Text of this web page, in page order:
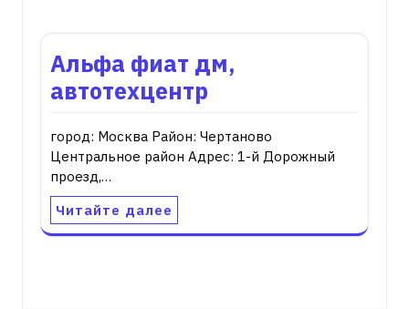
Альфа фиат дм,
автотехцентр
город: Москва Район: Чертаново
Центральное район Адрес: 1-й Дорожный
проезд,…
Читайте далее